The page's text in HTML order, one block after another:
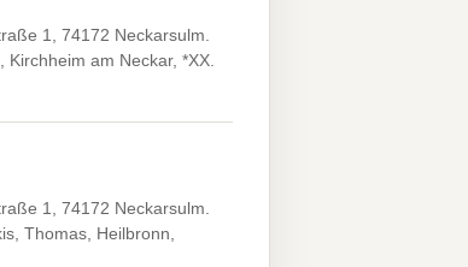
1, 74172 Neckarsulm.
Kirchheim am Neckar, *XX.
1, 74172 Neckarsulm.
Thomas, Heilbronn,